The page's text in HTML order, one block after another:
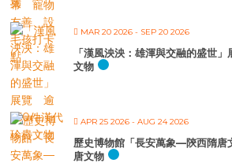
MAR 20 2026 - SEP 20 2026
「漢風泱泱：雄渾與交融的盛世
文物
APR 25 2026 - AUG 24 2026
歷史博物館「長安萬象—陝西隋唐
唐文物